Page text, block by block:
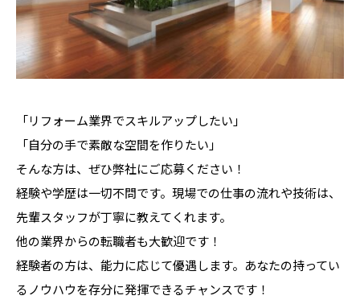
「リフォーム業界でスキルアップしたい」
「自分の手で素敵な空間を作りたい」
そんな方は、ぜひ弊社にご応募ください！
経験や学歴は一切不問です。現場での仕事の流れや技術は、
先輩スタッフが丁寧に教えてくれます。
他の業界からの転職者も大歓迎です！
経験者の方は、能力に応じて優遇します。あなたの持ってい
るノウハウを存分に発揮できるチャンスです！